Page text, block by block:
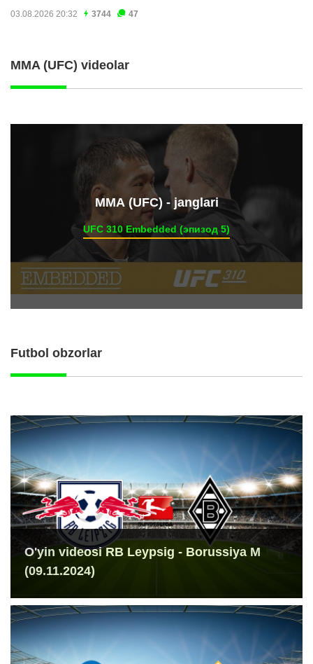
03.08.2026 20:32 3744 47
MMA (UFC) videolar
ММА (UFC) - janglari
UFC 310 Embedded (эпизод 5)
Futbol obzorlar
O'yin videosi RB Leypsig - Borussiya M
(09.11.2024)